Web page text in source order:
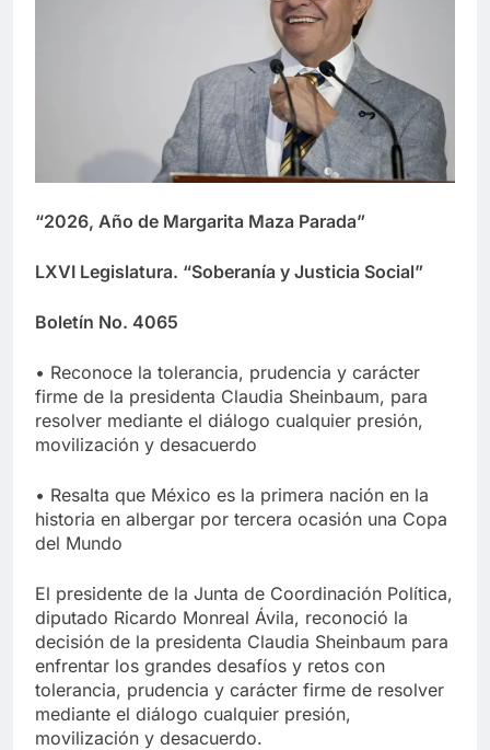
“2026, Año de Margarita Maza Parada”
LXVI Legislatura. “Soberanía y Justicia Social”
Boletín No. 4065
• Reconoce la tolerancia, prudencia y carácter
firme de la presidenta Claudia Sheinbaum, para
resolver mediante el diálogo cualquier presión,
movilización y desacuerdo
• Resalta que México es la primera nación en la
historia en albergar por tercera ocasión una Copa
del Mundo
El presidente de la Junta de Coordinación Política,
diputado Ricardo Monreal Ávila, reconoció la
decisión de la presidenta Claudia Sheinbaum para
enfrentar los grandes desafíos y retos con
tolerancia, prudencia y carácter firme de resolver
mediante el diálogo cualquier presión,
movilización y desacuerdo.